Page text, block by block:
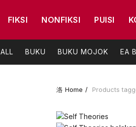
FIKSI NONFIKSI PUISI
ALL BUKU BUKU MOJOK EA
Home Products